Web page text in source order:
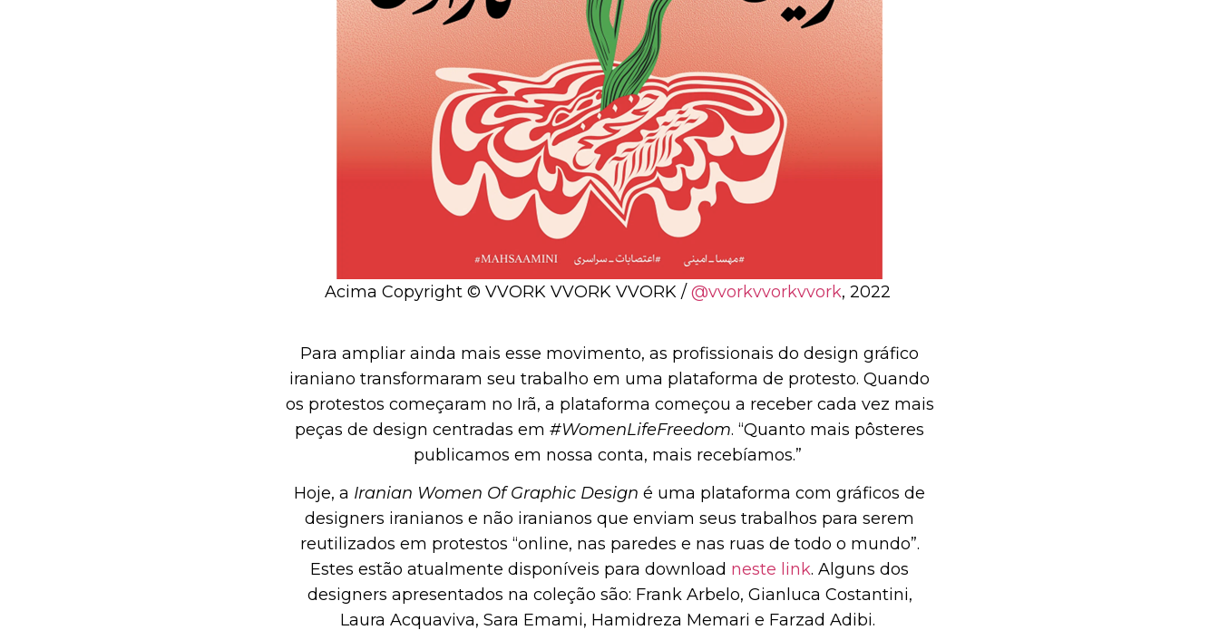
Acima Copyright © VVORK VVORK VVORK /@vvorkvvorkvvork, 2022
Para ampliar ainda mais esse movimento, as profissionais do design gráfico
iraniano transformaram seu trabalho em uma plataforma de protesto. Quando
os protestos começaram no Irã, a plataforma começou a receber cada vez mais
peças de design centradas em #WomenLifeFreedom. “Quanto mais pôsteres
publicamos em nossa conta, mais recebíamos.”
Hoje, a Iranian Women Of Graphic Design é uma plataforma com gráficos de
designers iranianos e não iranianos que enviam seus trabalhos para serem
reutilizados em protestos “online, nas paredes e nas ruas de todo o mundo”.
Estes estão atualmente disponíveis para download neste link. Alguns dos
designers apresentados na coleção são: Frank Arbelo, Gianluca Costantini,
Laura Acquaviva, Sara Emami, Hamidreza Memari e Farzad Adibi.